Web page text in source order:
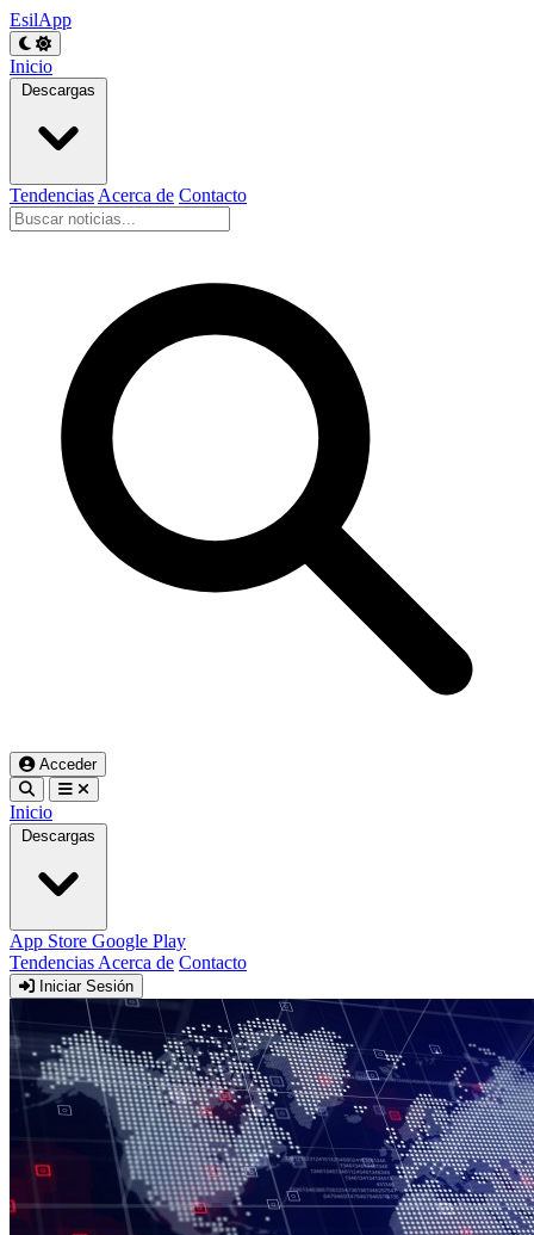
EsilApp
Inicio
Descargas
Tendencias Acerca de Contacto
Acceder
Inicio
Descargas
App Store Google Play
Tendencias Acerca de Contacto
Iniciar Sesión